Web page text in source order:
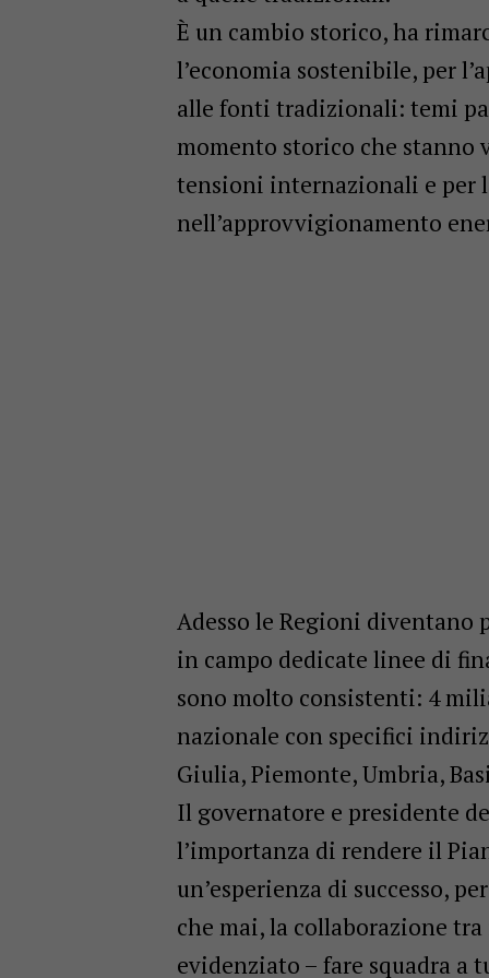
È un cambio storico, ha
l’economia sostenibile, per
alle fonti tradizionali: temi
momento storico che stanno
tensioni internazionali e per
nell’approvvigionamento
Adesso le Regioni diventano
in campo dedicate linee di
sono molto consistenti: 4
nazionale con specifici
Giulia, Piemonte, Umbria,
Il governatore e presidente
l’importanza di rendere il
un’esperienza di successo,
che mai, la collaborazione
evidenziato – fare squadra